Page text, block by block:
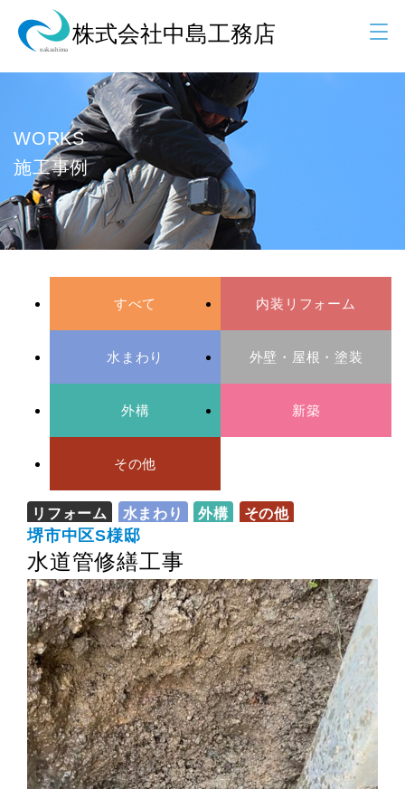
WORKS
施工事例
すべて 内装リフォーム
水まわり 外壁・屋根・塗装
外構 新築
その他
リフォーム 水まわり 外構 その他
堺市中区S様邸
水道管修繕工事